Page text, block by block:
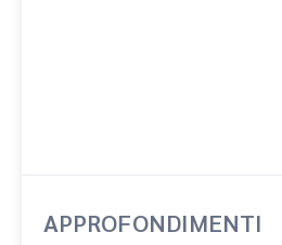
APPROFONDIMENTI